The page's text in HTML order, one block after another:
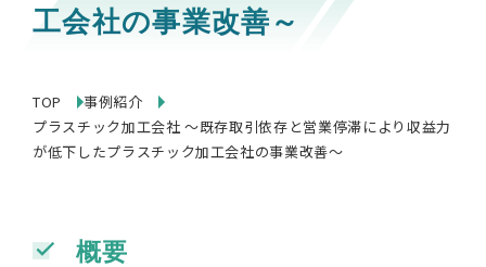
工会社の事業改善～
TOP
事例紹介
プラスチック加工会社 ～既存取引依存と営業停滞により収益力
が低下したプラスチック加工会社の事業改善～
概要